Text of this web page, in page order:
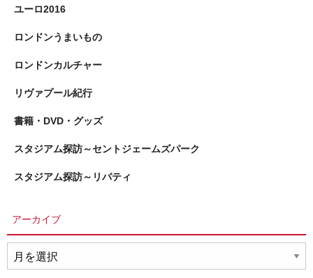
ユーロ2016
ロンドンうまいもの
ロンドンカルチャー
リヴァプール紀行
書籍・DVD・グッズ
スタジアム探訪～セントジェームズパーク
スタジアム探訪～リバティ
アーカイブ
ー